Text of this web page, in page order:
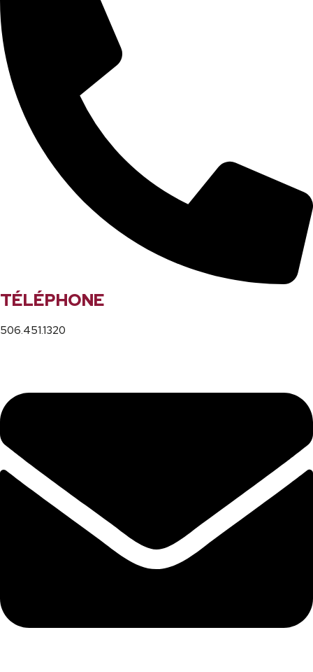
TÉLÉPHONE
506.451.1320